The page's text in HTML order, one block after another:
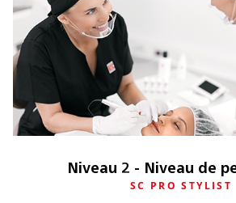
Niveau 2 - Niveau de
SC PRO STYLIST